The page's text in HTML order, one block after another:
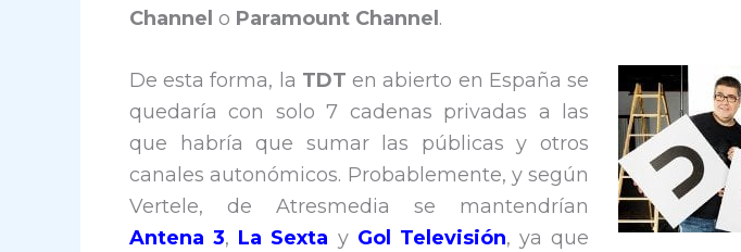
Channel o Paramount Channel.
De esta forma, la TDT en abierto en España se
quedaría con solo 7 cadenas privadas a las
que habría que sumar las públicas y otros
canales autonómicos. Probablemente, y según
Vertele, de Atresmedia se mantendrían
Antena 3, La Sexta yGol Televisión, ya que